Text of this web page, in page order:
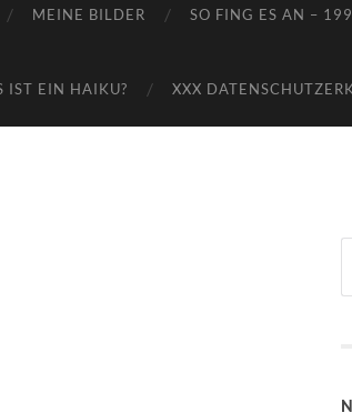
MEINE BILDER SO FING ES AN –
IST EIN HAIKU? XXX